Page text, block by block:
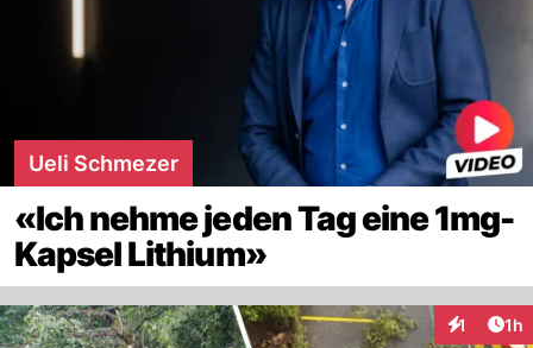
Ueli Schmezer
«Ich nehme jeden Tag eine 1mg-
Kapsel Lithium»
1 1h